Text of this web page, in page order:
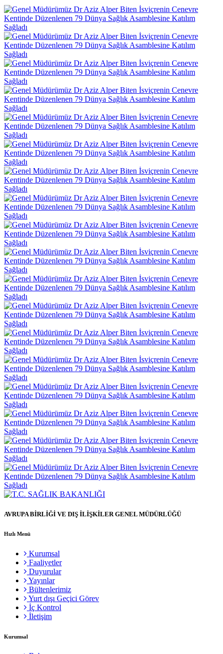
AVRUPA BİRLİĞİ VE DIŞ İLİŞKİLER GENEL MÜDÜRLÜĞÜ
Hızlı Menü
Kurumsal
Faaliyetler
Duyurular
Yayınlar
Bültenlerimiz
Yurt dışı Geçici Görev
İç Kontrol
İletişim
Kurumsal